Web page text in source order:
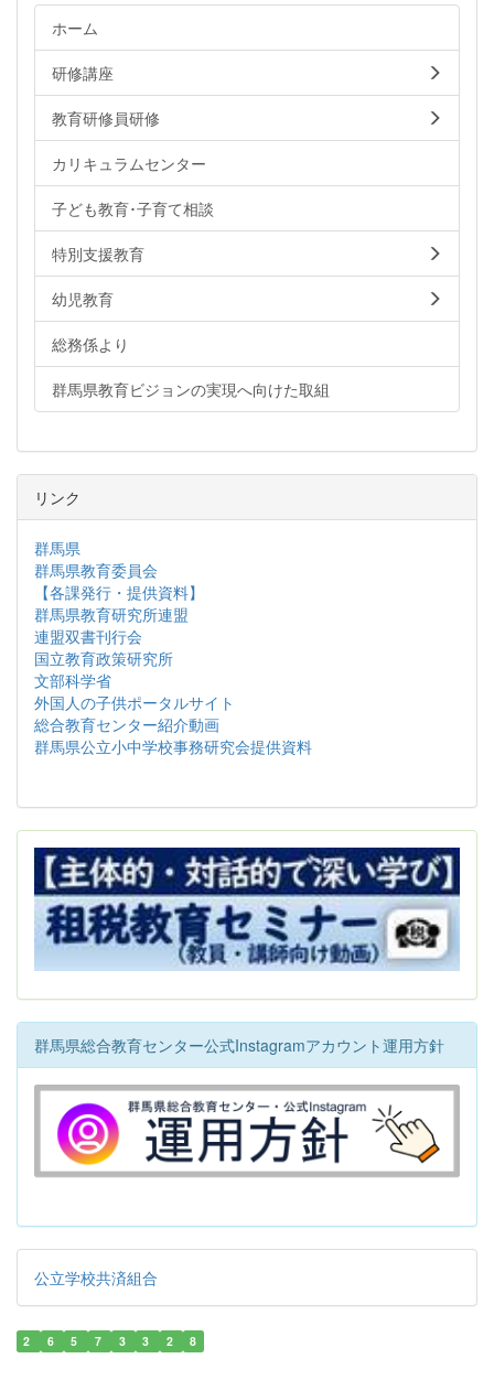
ホーム
研修講座
教育研修員研修
カリキュラムセンター
子ども教育･子育て相談
特別支援教育
幼児教育
総務係より
群馬県教育ビジョンの実現へ向けた取組
リンク
群馬県
群馬県教育委員会
【各課発行・提供資料】
群馬県教育研究所連盟
連盟双書刊行会
国立教育政策研究所
文部科学省
外国人の子供ポータルサイト
総合教育センター紹介動画
群馬県公立小中学校事務研究会提供資料
群馬県総合教育センター公式Instagramアカウント運用方針
公立学校共済組合
2 6 5 7 3 3 2 8